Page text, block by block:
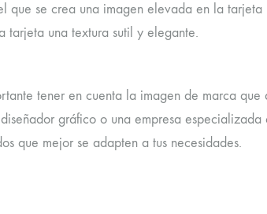
que se crea una imagen elevada en la
tarjeta una textura sutil y elegante.
tener en cuenta la imagen de marca que
gráfico o una empresa
que mejor se adapten a tus necesidades.